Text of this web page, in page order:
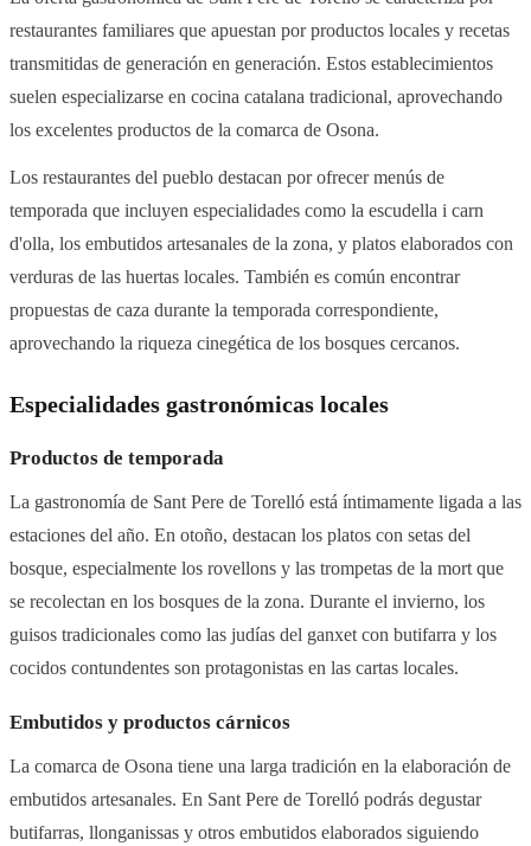
restaurantes familiares que apuestan por productos locales y recetas
transmitidas de generación en generación. Estos establecimientos
suelen especializarse en cocina catalana tradicional, aprovechando
los excelentes productos de la comarca de Osona.
Los restaurantes del pueblo destacan por ofrecer menús de
temporada que incluyen especialidades como la escudella i carn
d'olla, los embutidos artesanales de la zona, y platos elaborados con
verduras de las huertas locales. También es común encontrar
propuestas de caza durante la temporada correspondiente,
aprovechando la riqueza cinegética de los bosques cercanos.
Especialidades gastronómicas locales
Productos de temporada
La gastronomía de Sant Pere de Torelló está íntimamente ligada a las
estaciones del año. En otoño, destacan los platos con setas del
bosque, especialmente los rovellons y las trompetas de la mort que
se recolectan en los bosques de la zona. Durante el invierno, los
guisos tradicionales como las judías del ganxet con butifarra y los
cocidos contundentes son protagonistas en las cartas locales.
Embutidos y productos cárnicos
La comarca de Osona tiene una larga tradición en la elaboración de
embutidos artesanales. En Sant Pere de Torelló podrás degustar
butifarras, llonganissas y otros embutidos elaborados siguiendo